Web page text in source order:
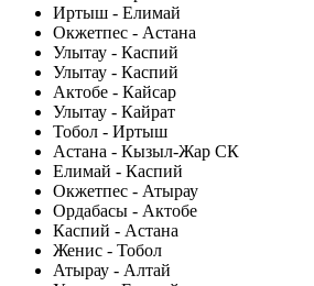
Иртыш - Елимай
Окжетпес - Астана
Улытау - Каспий
Улытау - Каспий
Актобе - Кайсар
Улытау - Кайрат
Тобол - Иртыш
Астана - Кызыл-Жар СК
Елимай - Каспий
Окжетпес - Атырау
Ордабасы - Актобе
Каспий - Астана
Женис - Тобол
Атырау - Алтай